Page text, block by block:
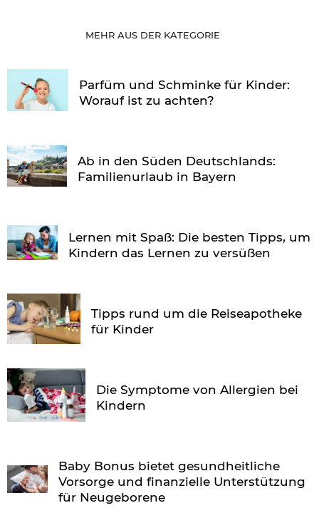
MEHR AUS DER KATEGORIE
Parfüm und Schminke für Kinder:
Worauf ist zu achten?
Ab in den Süden Deutschlands:
Familienurlaub in Bayern
Lernen mit Spaß: Die besten Tipps, um
Kindern das Lernen zu versüßen
Tipps rund um die Reiseapotheke
für Kinder
Die Symptome von Allergien bei
Kindern
Baby Bonus bietet gesundheitliche
Vorsorge und finanzielle Unterstützung
für Neugeborene